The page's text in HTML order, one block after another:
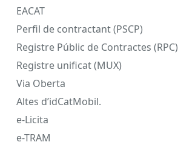
EACAT
Perfil de contractant (PSCP)
Registre Públic de Contractes (RPC)
Registre unificat (MUX)
Via Oberta
Altes d’idCatMobil.
e-Licita
e-TRAM